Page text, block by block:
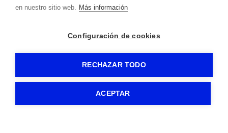
en nuestro sitio web. Más información
Configuración de cookies
RECHAZAR TODO
ACEPTAR
Política de privacidad
- Política de cookies
Reservas